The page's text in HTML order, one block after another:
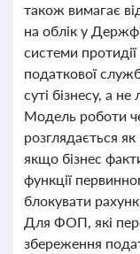
також вимагає
на облік у
системи
податкової
суті бізнесу, а
Модель роботи
розглядається
якщо бізнес
функції
блокувати
Для ФОП, які
збереження